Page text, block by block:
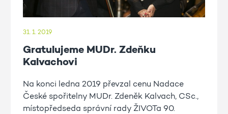
31. 1. 2019
Gratulujeme MUDr. Zdeňku
Kalvachovi
Na konci ledna 2019 převzal cenu Nadace
České spořitelny MUDr. Zdeněk Kalvach, CSc.,
místopředseda správní rady ŽIVOTa 90.